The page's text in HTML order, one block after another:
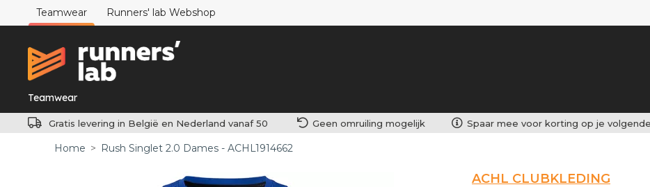
Teamwear Runners' lab Webshop
Teamwear
Gratis levering in België en Nederland vanaf 50 Geen omruiling mogelijk Spaar mee voor korting op je
Home > Rush Singlet 2.0 Dames - ACHL1914662
ACHL CLUBKLEDING